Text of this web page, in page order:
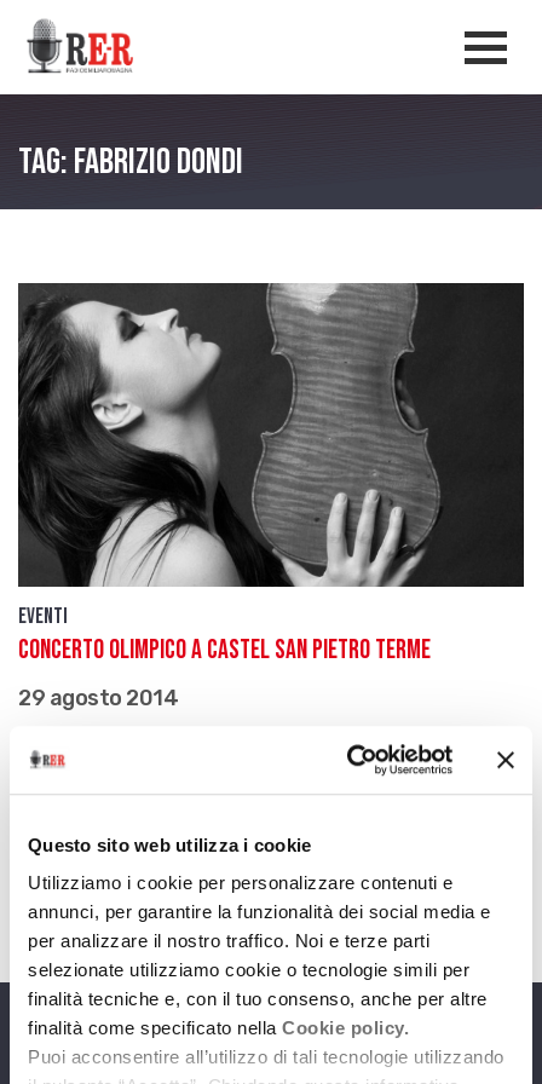
Questo sito web utilizza i cookie
Utilizziamo i cookie per personalizzare contenuti e
annunci, per garantire la funzionalità dei social media e
per analizzare il nostro traffico. Noi e terze parti
selezionate utilizziamo cookie o tecnologie simili per
finalità tecniche e, con il tuo consenso, anche per altre
finalità come specificato nella Cookie policy.
Puoi acconsentire all’utilizzo di tali tecnologie utilizzando
Salta al contenuto principale
Tag: Fabrizio Dondi
Eventi
Concerto Olimpico a Castel San Pietro Terme
29 agosto 2014
Yuri Bashmet e i Solisti di Mosca ripropongono il
Concerto di apertura delle Olimpiadi invernali di
Emilia Romagna Festival
Ascolta
Programmi